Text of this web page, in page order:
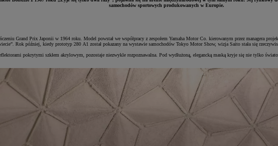
samochodów sportowych produkowanych w Europie.
Grand Prix Japonii w 1964 roku. Model powstał we współpracy z zespołem Yamaha Motor Co. kierowanym przez managera
Rok później, kiedy prototyp 280 A1 został pokazany na wystawie samochodów Tokyo Motor Show, wizja Saito stała się
pokrytymi szkłem akrylowym, pozostaje niezwykle rozpoznawalna. Pod wydłużoną, elegancką maską kryje się nie tylko